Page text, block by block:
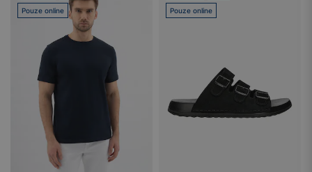
Pouze online Pouze online